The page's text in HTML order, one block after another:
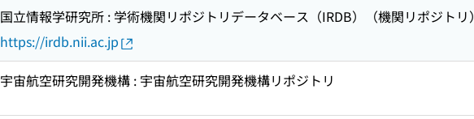
国立情報学研究所 : 学術機関リポジトリデータベース（IRDB）（機関リポジトリ）
https://irdb.nii.ac.jp
宇宙航空研究開発機構 : 宇宙航空研究開発機構リポジトリ